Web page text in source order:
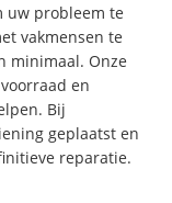
uw probleem te
vakmensen te
minimaal. Onze
en
Bij
geplaatst en
reparatie.